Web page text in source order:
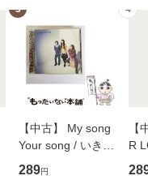
3
【中古】 My song
Your song / いきも
のがかり / [CD]
【メール便送料無
289円
4
【
R
産